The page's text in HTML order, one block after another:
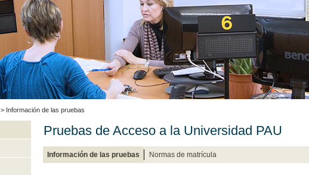
> Información de las pruebas
Pruebas de Acceso a la Universidad PAU
Información de las pruebas Normas de matrícula